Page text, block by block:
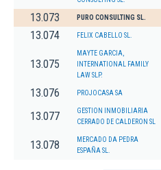
13.073 PURO CONSULTING SL.
13.074 FELIX CABELLO SL.
13.075
MAYTE GARCIA,
INTERNATIONAL FAMILY
LAW SLP.
13.076 PROJOCASA SA
13.077
GESTION INMOBILIARIA
CERRADO DE CALDERON SL
13.078
MERCADO DA PEDRA
ESPAÑA SL.